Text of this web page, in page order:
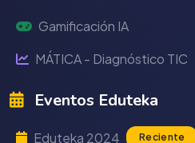
Gamificación IA
MÁTICA - Diagnóstico TIC
Eventos Eduteka
Eduteka 2024 Reciente